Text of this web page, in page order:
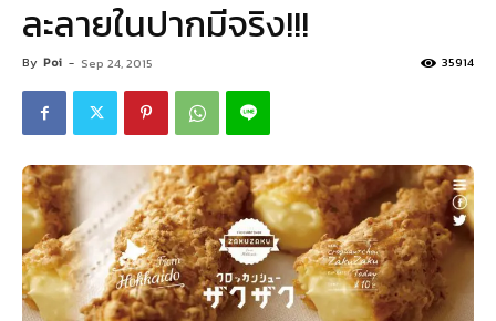
ละลายในปากมีจริง!!!
By Poi - Sep 24, 2015 35914